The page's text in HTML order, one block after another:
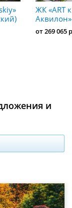
ЖК «ART
Аквилон»
от 269 065
и